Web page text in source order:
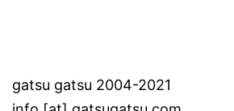
gatsu gatsu 2004-2021